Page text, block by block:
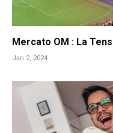
Mercato OM : La
Jan 2, 2024